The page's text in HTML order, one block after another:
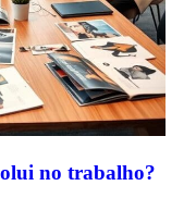
no trabalho?